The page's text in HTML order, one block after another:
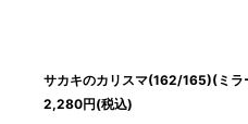
サカキのカリスマ(162/165)(ミラ
2,280円(税込)